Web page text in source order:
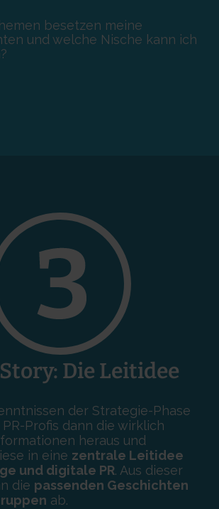
besetzen meine
und welche Nische kann ich
Die Leitidee
der Strategie-Phase
Profis dann die wirklich
heraus und
in eine zentrale Leitidee
und digitale PR. Aus dieser
die passenden Geschichten
ab.